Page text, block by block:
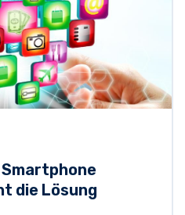
die Lösung